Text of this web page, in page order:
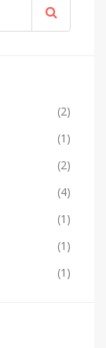
(2)
(1)
(2)
(4)
(1)
(1)
(1)